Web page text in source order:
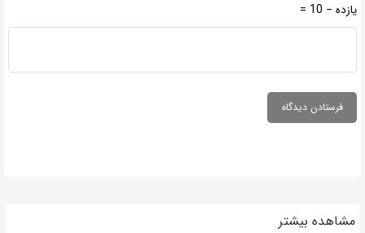
یازده − 10 =
مشاهده بیشتر